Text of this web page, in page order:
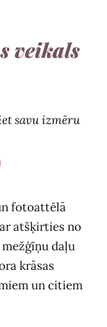
veikals
savu izmēru
fotoattēlā
atšķirties no
daļu
krāsas
un citiem